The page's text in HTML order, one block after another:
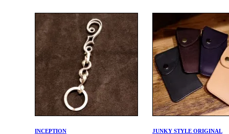
INCEPTION JUNKY STYLE ORIGINAL